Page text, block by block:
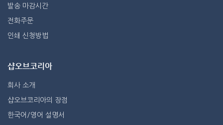
발송 마감시간
전화주문
인쇄 신청방법
샵오브코리아
회사 소개
샵오브코리아의 장점
한국어/영어 설명서